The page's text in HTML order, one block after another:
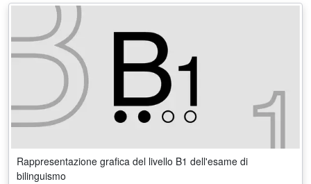
Rappresentazione grafica del livello B1 dell'esame di
bilinguismo